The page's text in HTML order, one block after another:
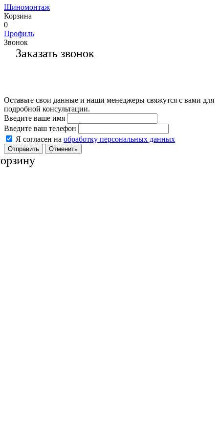
Шиномонтаж
Корзина
0
Профиль
Звонок
Заказать звонок
Оставьте свои данные и наши менеджеры свяжутся с вами для
подробной консультации.
Введите ваше имя
Введите ваш телефон
Я согласен на обработку персональных данных
Отменить